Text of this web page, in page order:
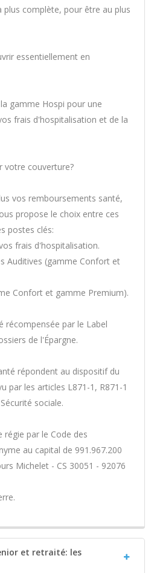
plus complète, pour être au plus
essentiellement en
gamme Hospi pour une
frais d'hospitalisation et de la
votre couverture?
vos remboursements santé,
propose le choix entre ces
postes clés:
frais d'hospitalisation.
Auditives (gamme Confort et
Confort et gamme Premium).
récompensée par le Label
de l'Épargne.
répondent au dispositif du
par les articles L871-1, R871-1
sociale.
régie par le Code des
au capital de 991.967.200
Michelet - CS 30051 - 92076
et retraité: les